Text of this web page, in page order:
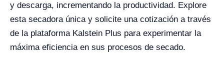
y descarga, incrementando la productividad. Explore
esta secadora única y solicite una cotización a través
de la plataforma Kalstein Plus para experimentar la
máxima eficiencia en sus procesos de secado.